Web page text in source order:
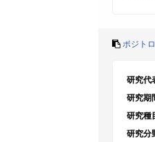
ポジト
研究代
研究期
研究種
研究分